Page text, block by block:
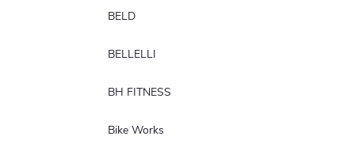
BELD
BELLELLI
BH FITNESS
Bike Works